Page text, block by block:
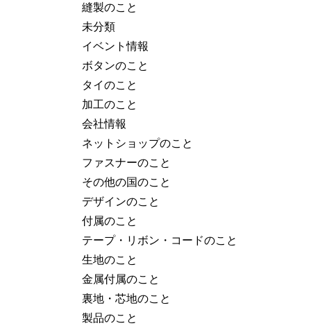
縫製のこと
未分類
イベント情報
ボタンのこと
タイのこと
加工のこと
会社情報
ネットショップのこと
ファスナーのこと
その他の国のこと
デザインのこと
付属のこと
テープ・リボン・コードのこと
生地のこと
金属付属のこと
裏地・芯地のこと
製品のこと